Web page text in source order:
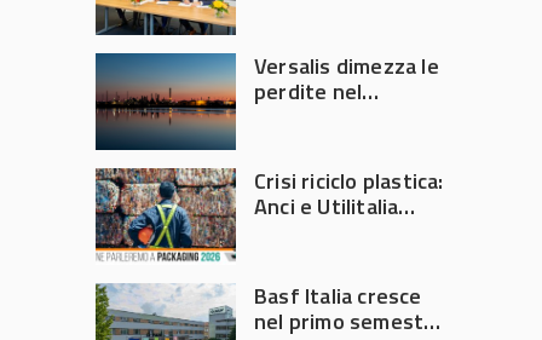
Versalis dimezza le
perdite nel
Crisi riciclo plastica:
Anci e Utilitalia
Governo
Basf Italia cresce
nel primo semestre